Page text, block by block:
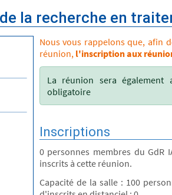
la recherche en
Nous vous rappelons que, afin
réunion, l'inscription aux
La réunion sera également
obligatoire
Inscriptions
0 personnes membres du GdR
inscrits à cette réunion.
Capacité de la salle : 100